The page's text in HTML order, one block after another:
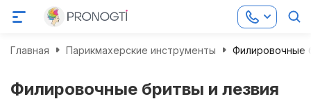
Главная Парикмахерские инструменты Филировочные
Филировочные бритвы и лезвия